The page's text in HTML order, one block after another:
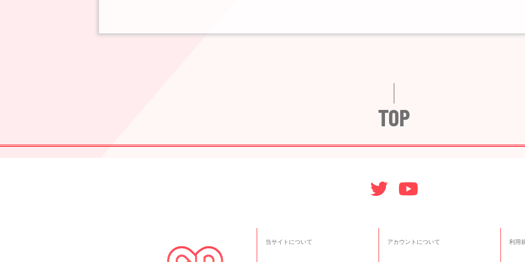
TOP
当サイトについて アカウントについて 利用